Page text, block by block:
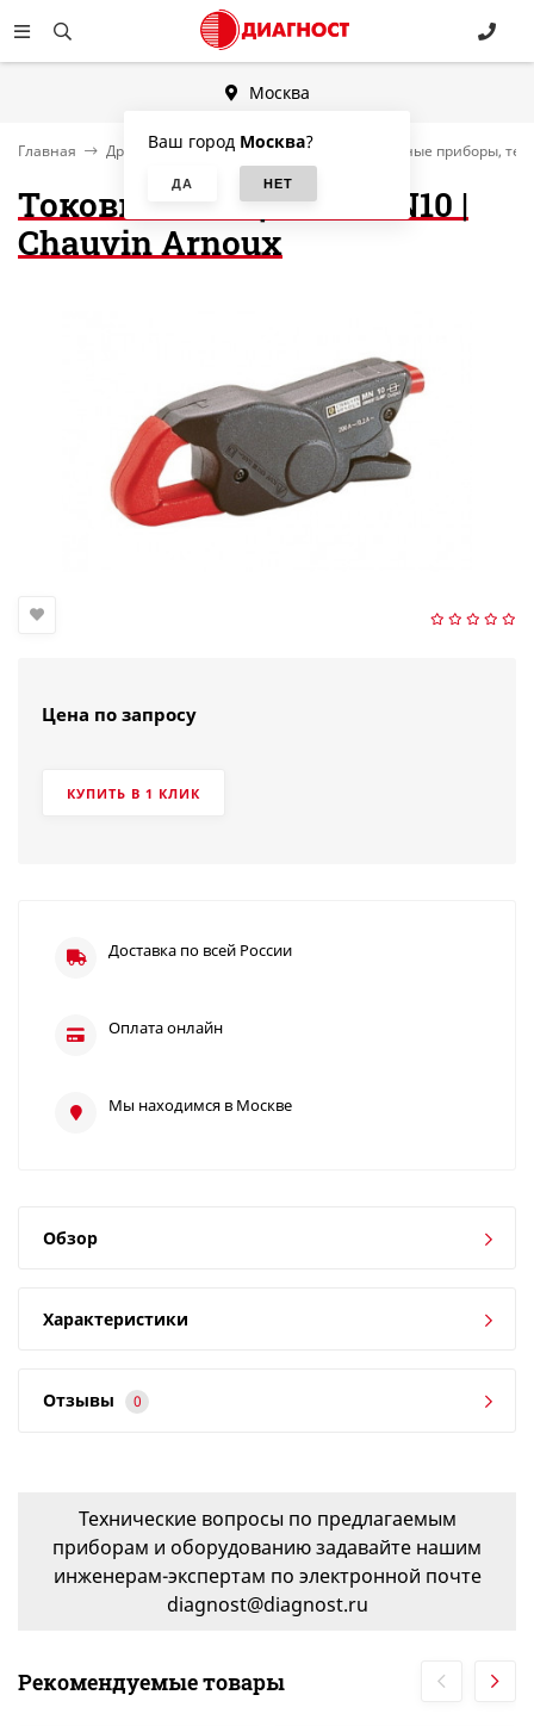
Москва
Ваш город Москва?
Главная Другие категории Электроизмерительные приборы,
Токовые клещи C.A MN10 |
Chauvin Arnoux
Цена по запросу
КУПИТЬ В 1 КЛИК
Доставка по всей России
Оплата онлайн
Мы находимся в Москве
Обзор
Характеристики
Отзывы 0
Технические вопросы по предлагаемым
приборам и оборудованию задавайте нашим
инженерам-экспертам по электронной почте
diagnost@diagnost.ru
Рекомендуемые товары